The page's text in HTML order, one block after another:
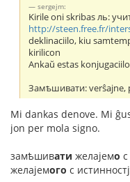
sergejm:
Kirile oni skribas ль:
http://steen.free.fr/
deklinaciilo, kiu
kirilicon
Ankaŭ estas
Замѣшивати:
Mi dankas denove. Mi
jon per mola signo.
замѣшивати желаjемо
желаjемого с